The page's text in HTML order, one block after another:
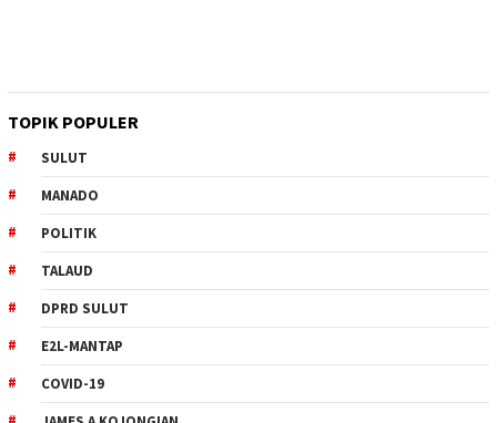
TOPIK POPULER
SULUT
MANADO
POLITIK
TALAUD
DPRD SULUT
E2L-MANTAP
COVID-19